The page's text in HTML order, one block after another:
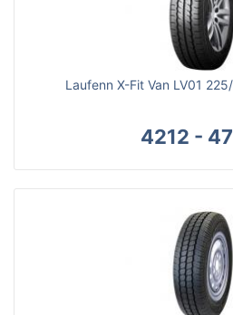
Laufenn X-Fit Van LV01
4212 -